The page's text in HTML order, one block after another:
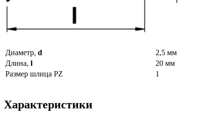
Диаметр, d
2,5 мм
Длина, l
20 мм
Размер шлица PZ
1
Характеристики